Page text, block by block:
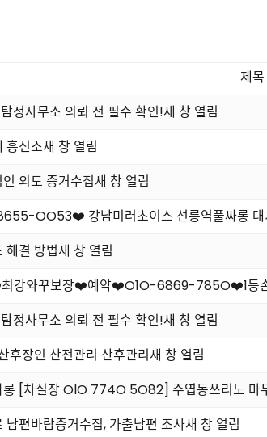
제목
정사무소 의뢰 전 필수 확인!새 창 열림
흥신소새 창 열림
외도 증거수집새 창 열림
OO53❤️ 강남미러초이스 선릉역풀싸롱 대
해결 방법새 창 열림
강와꾸보장❤️예약❤️O1O-6869-785O❤️1
정사무소 의뢰 전 필수 확인!새 창 열림
후장인 산전관리 산후관리새 창 열림
롱 [차실장 OlO 774O 5O82] 주엽동쓰리노 마
남편바람증거수집, 가출남편 조사새 창 열림